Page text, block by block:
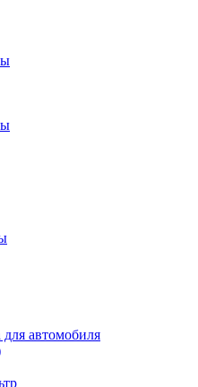
автомобиля